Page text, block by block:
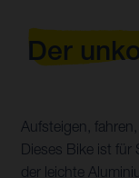
Der
Aufsteigen,
Dieses Bike ist für
der leichte